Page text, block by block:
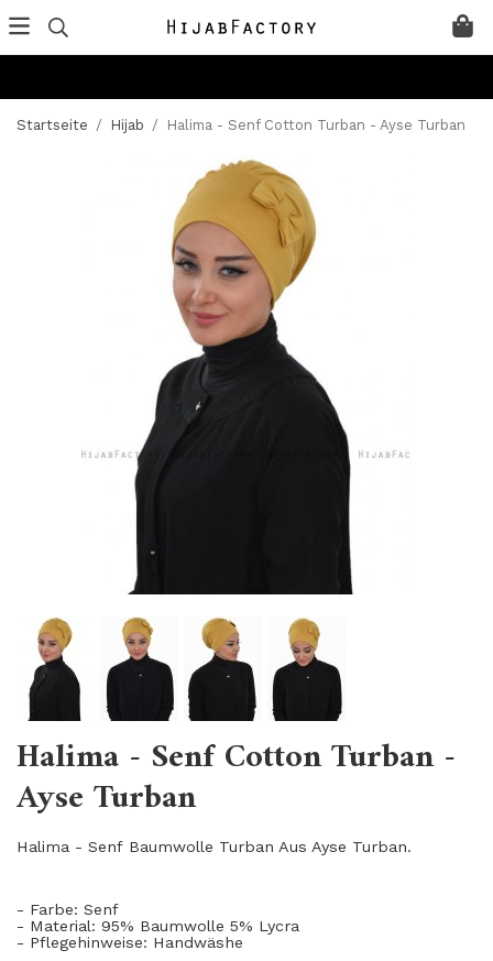
Startseite / Hijab / Halima - Senf Cotton Turban - Ayse Turban
Halima - Senf Cotton Turban -
Ayse Turban
Halima - Senf Baumwolle Turban Aus Ayse Turban.
- Farbe: Senf
- Material: 95% Baumwolle 5% Lycra
- Pflegehinweise: Handwäshe